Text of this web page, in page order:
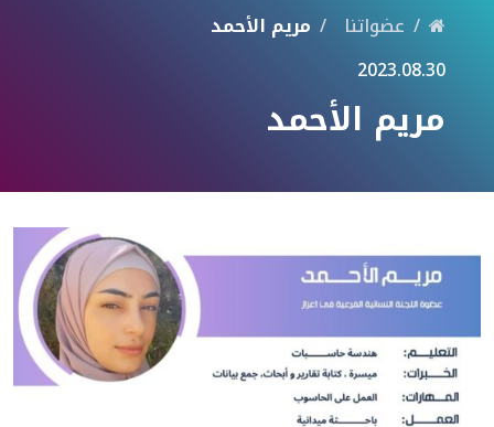
عضواتنا
مريم الأحمد
2023.08.30
مريم الأحمد